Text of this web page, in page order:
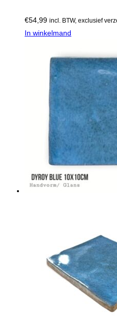
€54,99 incl. BTW, exclusief
In winkelmand